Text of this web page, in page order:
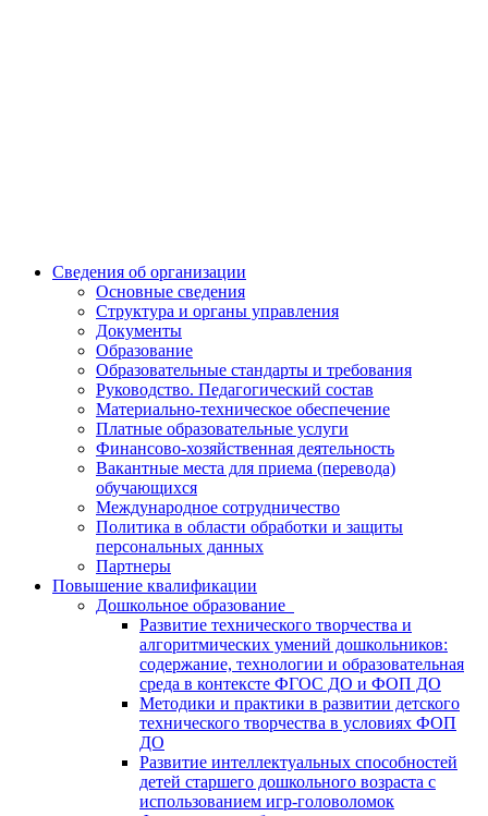
Сведения об организации
Основные сведения
Структура и органы управления
Документы
Образование
Образовательные стандарты и требования
Руководство. Педагогический состав
Материально-техническое обеспечение
Платные образовательные услуги
Финансово-хозяйственная деятельность
Вакантные места для приема (перевода)
обучающихся
Международное сотрудничество
Политика в области обработки и защиты
персональных данных
Партнеры
Повышение квалификации
Дошкольное образование
Развитие технического творчества и
алгоритмических умений дошкольников:
содержание, технологии и образовательная
среда в контексте ФГОС ДО и ФОП ДО
Методики и практики в развитии детского
технического творчества в условиях ФОП
ДО
Развитие интеллектуальных способностей
детей старшего дошкольного возраста с
использованием игр-головоломок